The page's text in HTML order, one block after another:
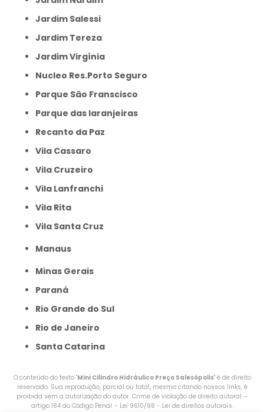
Jardim Salessi
Jardim Tereza
Jardim Virgínia
Nucleo Res.Porto Seguro
Parque São Franscisco
Parque das laranjeiras
Recanto da Paz
Vila Cassaro
Vila Cruzeiro
Vila Lanfranchi
Vila Rita
Vila Santa Cruz
Manaus
Minas Gerais
Paraná
Rio Grande do Sul
Rio de Janeiro
Santa Catarina
O conteúdo do texto "Mini Cilindro Hidráulico Preço Salesópolis" é de direito
reservado. Sua reprodução, parcial ou total, mesmo citando nossos links, é
proibida sem a autorização do autor. Crime de violação de direito autoral –
artigo 184 do Código Penal – Lei 9610/98 - Lei de direitos autorais.